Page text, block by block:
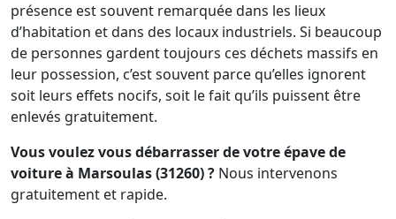
présence est souvent remarquée dans les lieux
d’habitation et dans des locaux industriels. Si beaucoup
de personnes gardent toujours ces déchets massifs en
leur possession, c’est souvent parce qu’elles ignorent
soit leurs effets nocifs, soit le fait qu’ils puissent être
enlevés gratuitement.
Vous voulez vous débarrasser de votre épave de
voiture à Marsoulas (31260) ? Nous intervenons
gratuitement et rapide.